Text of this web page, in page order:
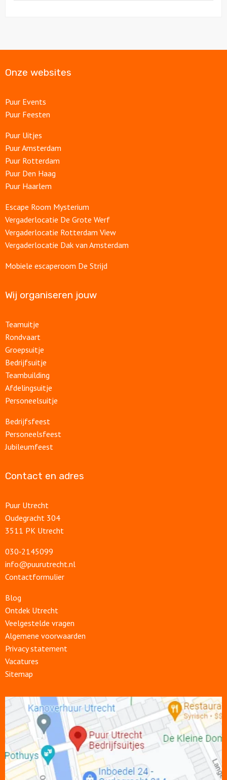
Onze websites
Puur Events
Puur Feesten
Puur Uitjes
Puur Amsterdam
Puur Rotterdam
Puur Den Haag
Puur Haarlem
Escape Room Mysterium
Vergaderlocatie De Grote Werf
Vergaderlocatie Rotterdam View
Vergaderlocatie Dak van Amsterdam
Mobiele escaperoom De Strijd
Wij organiseren jouw
Teamuitje
Rondvaart
Groepsuitje
Bedrijfsuitje
Teambuilding
Afdelingsuitje
Personeelsuitje
Bedrijfsfeest
Personeelsfeest
Jubileumfeest
Contact en adres
Puur Utrecht
Oudegracht 304
3511 PK Utrecht
030‑2145099
info@puurutrecht.nl
Contactformulier
Blog
Ontdek Utrecht
Veelgestelde vragen
Algemene voorwaarden
Privacy statement
Vacatures
Sitemap
link